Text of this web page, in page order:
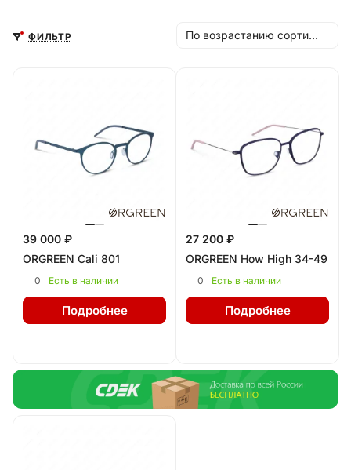
ФИЛЬТР По возрастанию сортировки
39 000 ₽
ORGREEN Cali 801
0 Есть в наличии
Подробнее
27 200 ₽
ORGREEN How High 34-49
0 Есть в наличии
Подробнее